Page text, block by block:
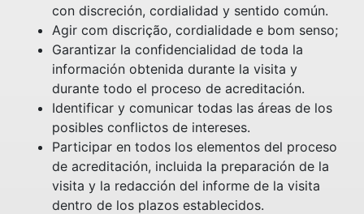
con discreción, cordialidad y sentido común.
Agir com discrição, cordialidade e bom senso;
Garantizar la confidencialidad de toda la
información obtenida durante la visita y
durante todo el proceso de acreditación.
Identificar y comunicar todas las áreas de los
posibles conflictos de intereses.
Participar en todos los elementos del proceso
de acreditación, incluida la preparación de la
visita y la redacción del informe de la visita
dentro de los plazos establecidos.